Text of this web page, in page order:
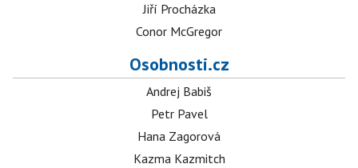
Jiří Procházka
Conor McGregor
Osobnosti.cz
Andrej Babiš
Petr Pavel
Hana Zagorová
Kazma Kazmitch